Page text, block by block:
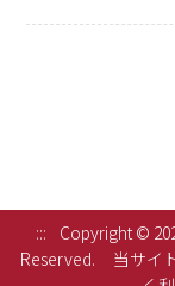
:::
Copyright ©
Reserved.
当サイ